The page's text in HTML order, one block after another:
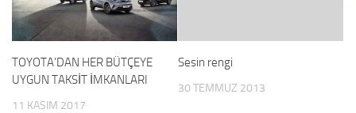
TOYOTA’DAN HER BÜTÇEYE
UYGUN TAKSİT İMKANLARI
11 KASIM 2017
Sesin rengi
30 TEMMUZ 2013